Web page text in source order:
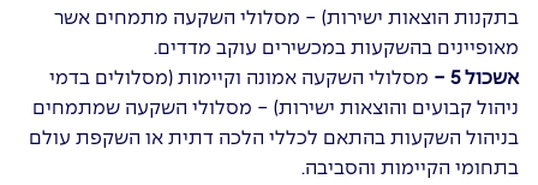
בתקנות הוצאות ישירות) - מסלולי השקעה מתמחים אשר
מאופיינים בהשקעות במכשירים עוקב מדדים.
אשכול 5 -
מסלולי השקעה אמונה וקיימות (מסלולים בדמי
ניהול קבועים והוצאות ישירות) - מסלולי השקעה שמתמחים
בניהול השקעות בהתאם לכללי הלכה דתית או השקפת עולם
בתחומי הקיימות והסביבה.